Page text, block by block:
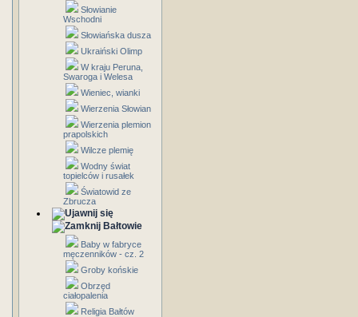
Słowianie
Wschodni
Słowiańska dusza
Ukraiński Olimp
W kraju Peruna,
Swaroga i Welesa
Wieniec, wianki
Wierzenia Słowian
Wierzenia plemion
prapolskich
Wilcze plemię
Wodny świat
topielców i rusałek
Światowid ze
Zbrucza
Bałtowie
Baby w fabryce
męczenników - cz. 2
Groby końskie
Obrzęd
ciałopalenia
Religia Bałtów